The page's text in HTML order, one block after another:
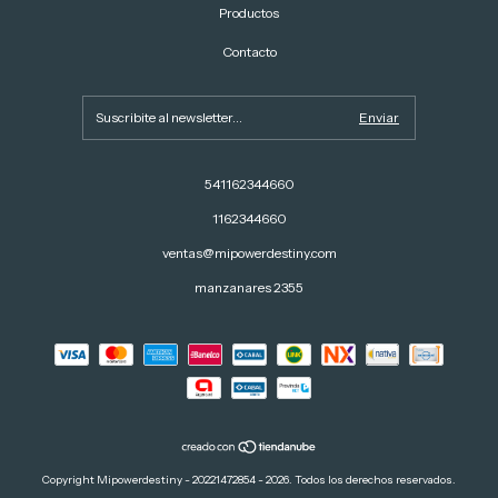
Productos
Contacto
541162344660
1162344660
ventas@mipowerdestiny.com
manzanares 2355
Copyright Mipowerdestiny - 20221472854 - 2026. Todos los derechos reservados.